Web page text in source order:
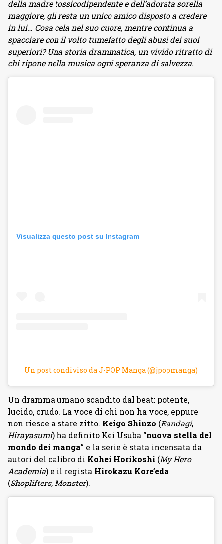
della madre tossicodipendente e dell’adorata sorella
maggiore, gli resta un unico amico disposto a credere
in lui… Cosa cela nel suo cuore, mentre continua a
spacciare con il volto tumefatto degli abusi dei suoi
superiori? Una storia drammatica, un vivido ritratto di
chi ripone nella musica ogni speranza di salvezza.
Visualizza questo post su Instagram
Un post condiviso da J-POP Manga (@jpopmanga)
Un dramma umano scandito dal beat: potente,
lucido, crudo. La voce di chi non ha voce, eppure
non riesce a stare zitto. Keigo Shinzo (Randagi,
Hirayasumi) ha definito Kei Usuba “nuova stella del
mondo dei manga” e la serie è stata incensata da
autori del calibro di Kohei Horikoshi (My Hero
Academia) e il regista Hirokazu Kore’eda
(Shoplifters,Monster).